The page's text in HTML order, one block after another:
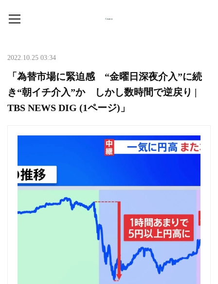
2022.10.25 03:34
「為替市場に緊迫感 “金曜日深夜介入”に続
き“朝イチ介入”か しかし数時間で逆戻り |
TBS NEWS DIG (1ページ)」